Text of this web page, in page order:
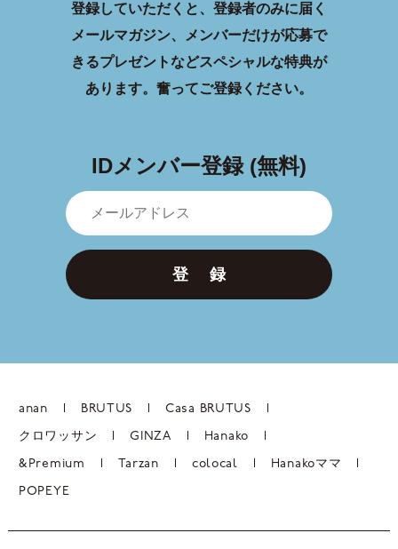
登録していただくと、登録者のみに届く
メールマガジン、メンバーだけが応募で
きるプレゼントなどスペシャルな特典が
あります。 奮ってご登録ください。
IDメンバー登録 (無料)
登 録
anan BRUTUS Casa BRUTUS
クロワッサン GINZA Hanako
&Premium Tarzan colocal Hanakoママ
POPEYE